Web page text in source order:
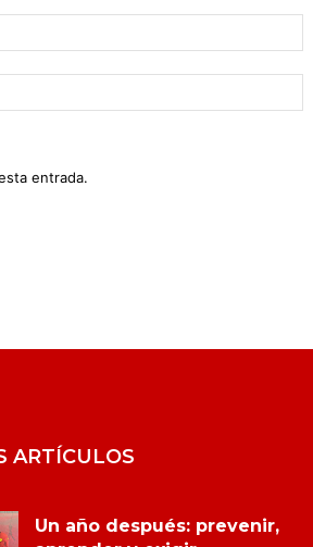
entrada.
ARTÍCULOS
Un año después: prevenir,